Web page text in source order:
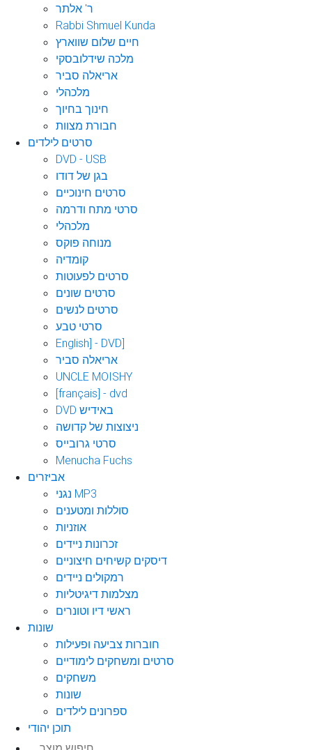
ר' אלתר
Rabbi Shmuel Kunda
חיים שלום שווארץ
מלכה שידלובסקי
אריאלה סביר
מלכהלי
חינוך בחיוך
חבורת מצוות
סרטים לילדים
DVD - USB
בגן של דודו
סרטים חינוכיים
סרטי מתח ודרמה
מלכהלי
מנוחה פוקס
קומדיה
סרטים לפעוטות
סרטים שונים
סרטים לנשים
סרטי טבע
English] - DVD]
אריאלה סביר
UNCLE MOISHY
[français] - dvd
DVD באידיש
ניצוצות של קדושה
סרטי גרובייס
Menucha Fuchs
אביזרים
נגני MP3
סוללות ומטענים
אוזניות
זכרונות ניידים
דיסקים קשיחים חיצוניים
רמקולים ניידים
מצלמות דיגיטליות
ראשי דיו וטונרים
שונות
חוברות צביעה ופעילות
סרטים ומשחקים לימודיים
משחקים
שונות
ספרונים לילדים
תוכן יהודי